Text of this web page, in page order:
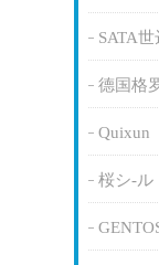
SATA世
德国格
Quixun
桜シ-ル